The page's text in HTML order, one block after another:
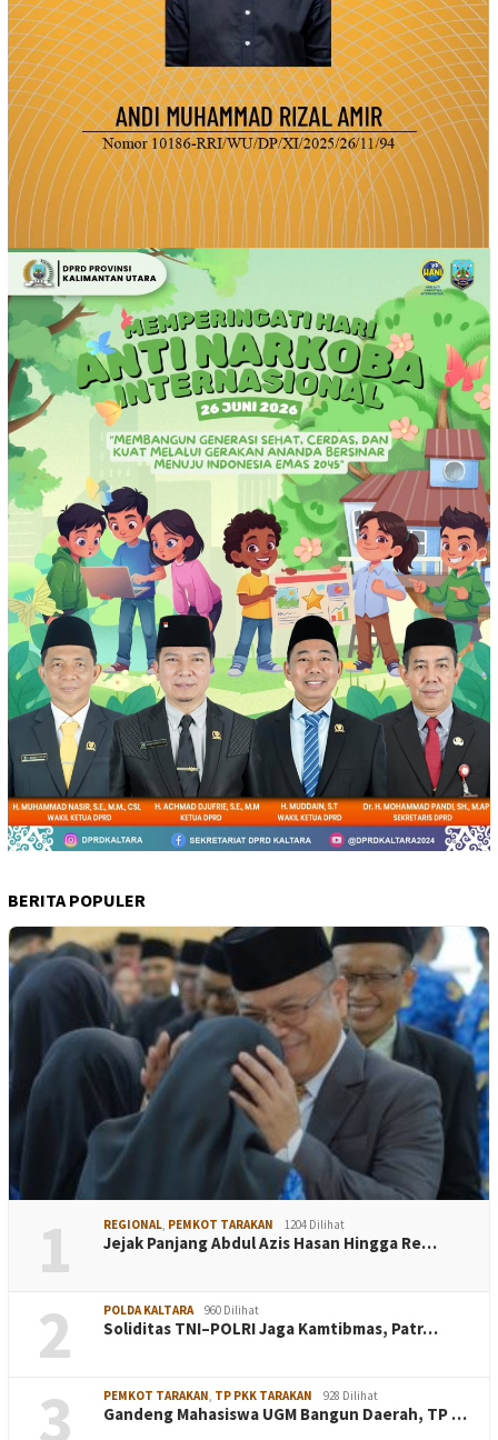
BERITA POPULER
1 REGIONAL PEMKOT TARAKAN 1204 Dilihat
Jejak Panjang Abdul Azis Hasan Hingga Re…
2 POLDA KALTARA 960 Dilihat
Soliditas TNI–POLRI Jaga Kamtibmas, Patr…
3 PEMKOT TARAKAN TP PKK TARAKAN 928 Dilihat
Gandeng Mahasiswa UGM Bangun Daerah, TP …